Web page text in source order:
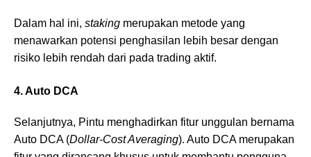
Dalam hal ini, staking merupakan metode yang
menawarkan potensi penghasilan lebih besar dengan
risiko lebih rendah dari pada trading aktif.
4. Auto DCA
Selanjutnya, Pintu menghadirkan fitur unggulan bernama
Auto DCA (Dollar-Cost Averaging). Auto DCA merupakan